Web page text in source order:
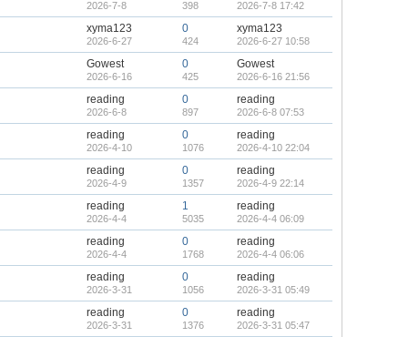
2026-7-8 398 2026-7-8 17:42
xyma123
2026-6-27
0
424
xyma123
2026-6-27 10:58
Gowest
2026-6-16
0
425
Gowest
2026-6-16 21:56
reading
2026-6-8
0
897
reading
2026-6-8 07:53
reading
2026-4-10
0
1076
reading
2026-4-10 22:04
reading
2026-4-9
0
1357
reading
2026-4-9 22:14
reading
2026-4-4
1
5035
reading
2026-4-4 06:09
reading
2026-4-4
0
1768
reading
2026-4-4 06:06
reading
2026-3-31
0
1056
reading
2026-3-31 05:49
reading
2026-3-31
0
1376
reading
2026-3-31 05:47